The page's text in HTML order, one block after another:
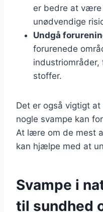
er bedre at
unødvendige
Undgå
forurenede
industriområder,
stoffer.
Det er også vigtigt
nogle svampe kan
At lære om de mest
kan hjælpe med at
Svampe i
til sundhed